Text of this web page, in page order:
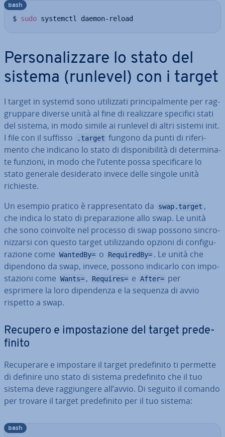
$ sudo systemctl daemon-reload
bash
Per­so­na­liz­za­re lo stato del
sistema (runlevel) con i target
I target in systemd sono uti­liz­za­ti prin­ci­pal­men­te per rag­
grup­pa­re diverse unità al fine di rea­liz­za­re specifici stati
del sistema, in modo simile ai runlevel di altri sistemi init.
I file con il suffisso
.target fungono da punti di ri­fe­ri­
men­to che indicano lo stato di di­spo­ni­bi­li­tà di de­ter­mi­na­
te funzioni, in modo che l’utente possa spe­ci­fi­ca­re lo
stato generale de­si­de­ra­to invece delle singole unità
richieste.
Un esempio pratico è rap­pre­sen­ta­to da
swap.target ,
che indica lo stato di pre­pa­ra­zio­ne allo swap. Le unità
che sono coinvolte nel processo di swap possono sin­cro­
niz­zar­si con questo target uti­liz­zan­do opzioni di con­fi­gu­
ra­zio­ne come WantedBy= o RequiredBy= . Le unità che
dipendono da swap, invece, possono indicarlo con im­po­
sta­zio­ni come Wants= , Requires= e After= per
esprimere la loro di­pen­den­za e la sequenza di avvio
rispetto a swap.
Recupero e im­po­sta­zio­ne del target pre­de­
fi­ni­to
Re­cu­pe­ra­re e impostare il target pre­de­fi­ni­to ti permette
di definire uno stato di sistema pre­de­fi­ni­to che il tuo
sistema deve rag­giun­ge­re all’avvio. Di seguito il comando
per trovare il target pre­de­fi­ni­to per il tuo sistema:
bash